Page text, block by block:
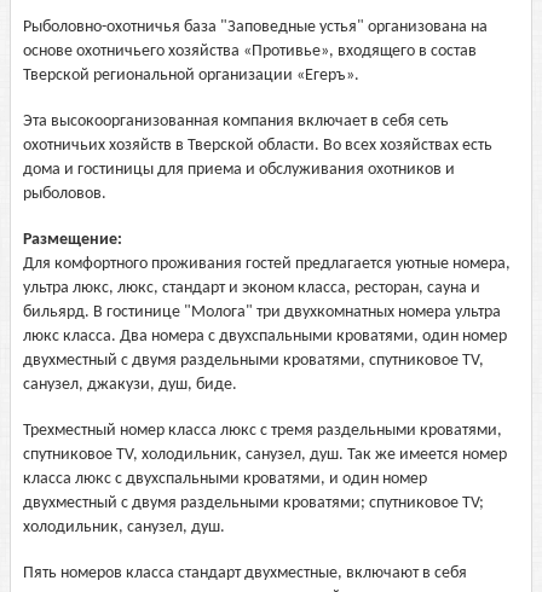
Рыболовно-охотничья база "Заповедные устья" организована на
основе охотничьего хозяйства «Противье», входящего в состав
Тверской региональной организации «Егеръ».
Эта высокоорганизованная компания включает в себя сеть
охотничьих хозяйств в Тверской области. Во всех хозяйствах есть
дома и гостиницы для приема и обслуживания охотников и
рыболовов.
Размещение:
Для комфортного проживания гостей предлагается уютные номера,
ультра люкс, люкс, стандарт и эконом класса, ресторан, сауна и
бильярд. В гостинице "Молога" три двухкомнатных номера ультра
люкс класса. Два номера с двухспальными кроватями, один номер
двухместный с двумя раздельными кроватями, спутниковое TV,
санузел, джакузи, душ, биде.
Трехместный номер класса люкс с тремя раздельными кроватями,
спутниковое TV, холодильник, санузел, душ. Так же имеется номер
класса люкс с двухспальными кроватями, и один номер
двухместный с двумя раздельными кроватями; спутниковое TV;
холодильник, санузел, душ.
Пять номеров класса стандарт двухместные, включают в себя